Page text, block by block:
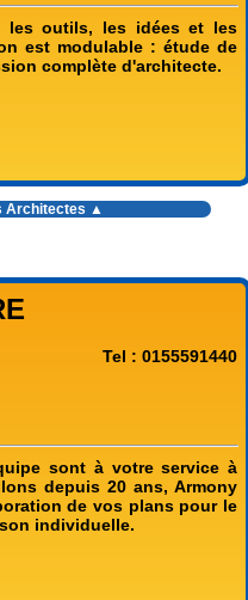
les outils, les idées et les
est modulable : étude de
complète d'architecte.
Architectes ▲
Tel : 0155591440
sont à votre service à
depuis 20 ans, Armony
de vos plans pour le
individuelle.